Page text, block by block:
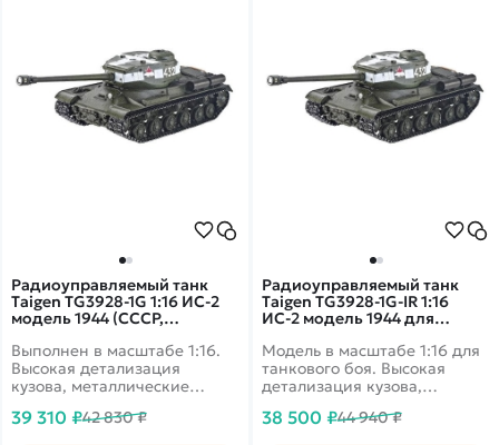
Радиоуправляемый танк
Taigen TG3928-1G 1:16 ИС-2
модель 1944 (СССР,
Выполнен в масштабе 1:16.
Высокая детализация
кузова, металлические
стреляющая пушка,
39 310 ₽42 830 ₽
Радиоуправляемый танк
Taigen TG3928-1G-IR 1:16
ИС-2 модель 1944 для
Модель в масштабе 1:16 для
танкового боя. Высокая
детализация кузова,
Поворотная ИК-пушка,
38 500 ₽44 940 ₽